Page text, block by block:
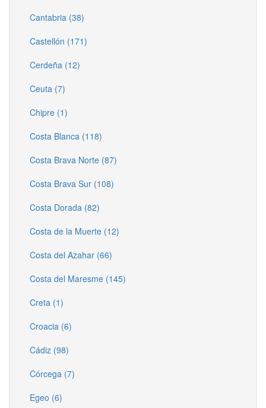
Cantabria (38)
Castellón (171)
Cerdeña (12)
Ceuta (7)
Chipre (1)
Costa Blanca (118)
Costa Brava Norte (87)
Costa Brava Sur (108)
Costa Dorada (82)
Costa de la Muerte (12)
Costa del Azahar (66)
Costa del Maresme (145)
Creta (1)
Croacia (6)
Cádiz (98)
Córcega (7)
Egeo (6)